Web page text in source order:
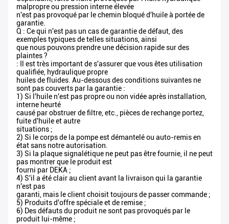
malpropre ou pression interne élevée
n'est pas provoqué par le chemin bloqué d'huile à portée de
garantie.
Q : Ce qui n'est pas un cas de garantie de défaut, des
exemples typiques de telles situations, ainsi
que nous pouvons prendre une décision rapide sur des
plaintes ?
: Il est très important de s'assurer que vous êtes utilisation
qualifiée, hydraulique propre
huiles de fluides. Au-dessous des conditions suivantes ne
sont pas couverts par la garantie :
1) Si l'huile n'est pas propre ou non vidée après installation,
interne heurté
causé par obstruer de filtre, etc., pièces de rechange portez,
fuite d'huile et autre
situations ;
2) Si le corps de la pompe est démantelé ou auto-remis en
état sans notre autorisation.
3) Si la plaque signalétique ne peut pas être fournie, il ne peut
pas montrer que le produit est
fourni par DEKA ;
4) S'il a été clair au client avant la livraison qui la garantie
n'est pas
garanti, mais le client choisit toujours de passer commande ;
5) Produits d'offre spéciale et de remise ;
6) Des défauts du produit ne sont pas provoqués par le
produit lui-même ;